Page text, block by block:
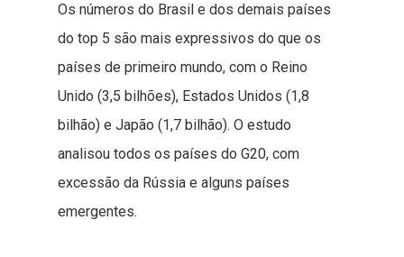
Os números do Brasil e dos demais países
do top 5 são mais expressivos do que os
países de primeiro mundo, com o Reino
Unido (3,5 bilhões), Estados Unidos (1,8
bilhão) e Japão (1,7 bilhão). O estudo
analisou todos os países do G20, com
excessão da Rússia e alguns países
emergentes.